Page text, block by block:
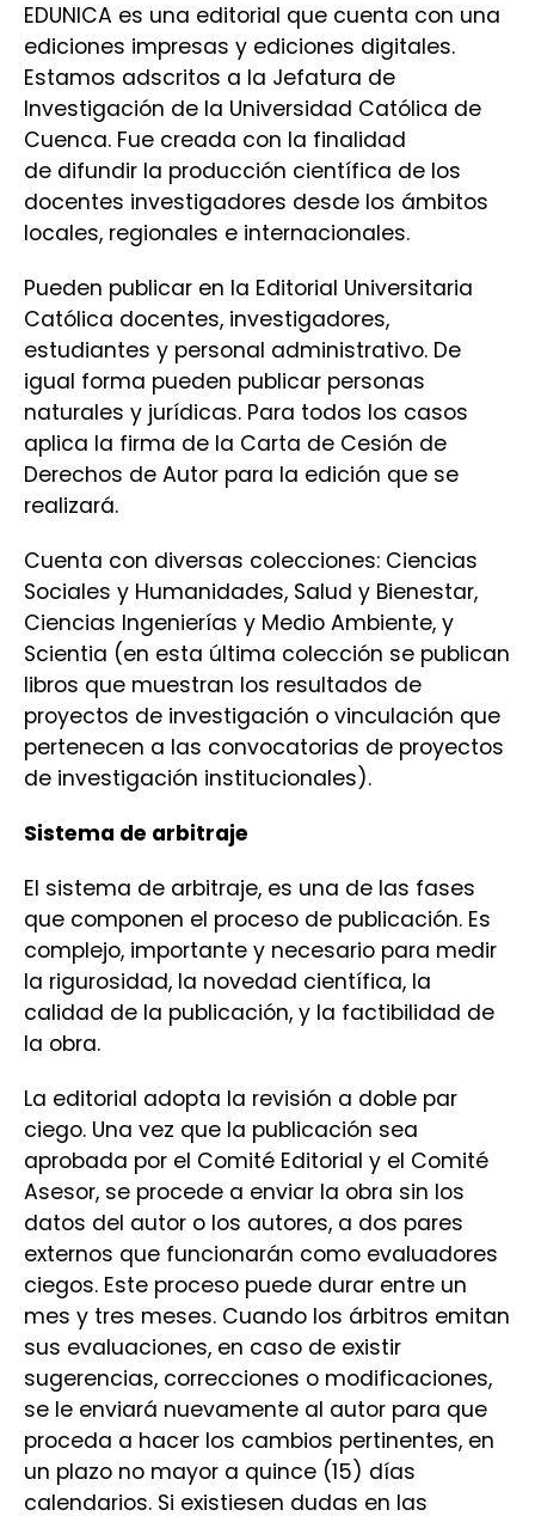
EDUNICA es una editorial que cuenta con una
ediciones impresas y ediciones digitales.
Estamos adscritos a la Jefatura de
Investigación de la Universidad Católica de
Cuenca. Fue creada con la finalidad
de difundir la producción científica de los
docentes investigadores desde los ámbitos
locales, regionales e internacionales.
Pueden publicar en la Editorial Universitaria
Católica docentes, investigadores,
estudiantes y personal administrativo. De
igual forma pueden publicar personas
naturales y jurídicas. Para todos los casos
aplica la firma de la Carta de Cesión de
Derechos de Autor para la edición que se
realizará.
Cuenta con diversas colecciones: Ciencias
Sociales y Humanidades, Salud y Bienestar,
Ciencias Ingenierías y Medio Ambiente, y
Scientia (en esta última colección se publican
libros que muestran los resultados de
proyectos de investigación o vinculación que
pertenecen a las convocatorias de proyectos
de investigación institucionales).
Sistema de arbitraje
El sistema de arbitraje, es una de las fases
que componen el proceso de publicación. Es
complejo, importante y necesario para medir
la rigurosidad, la novedad científica, la
calidad de la publicación, y la factibilidad de
la obra.
La editorial adopta la revisión a doble par
ciego. Una vez que la publicación sea
aprobada por el Comité Editorial y el Comité
Asesor, se procede a enviar la obra sin los
datos del autor o los autores, a dos pares
externos que funcionarán como evaluadores
ciegos. Este proceso puede durar entre un
mes y tres meses. Cuando los árbitros emitan
sus evaluaciones, en caso de existir
sugerencias, correcciones o modificaciones,
se le enviará nuevamente al autor para que
proceda a hacer los cambios pertinentes, en
un plazo no mayor a quince (15) días
calendarios. Si existiesen dudas en las